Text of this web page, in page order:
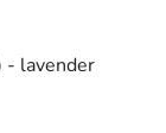
- lavender